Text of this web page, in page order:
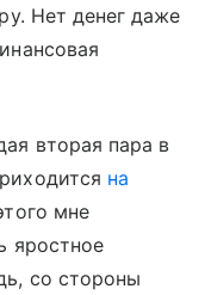
Нет денег даже
вторая пара в
на
мне
яростное
со стороны